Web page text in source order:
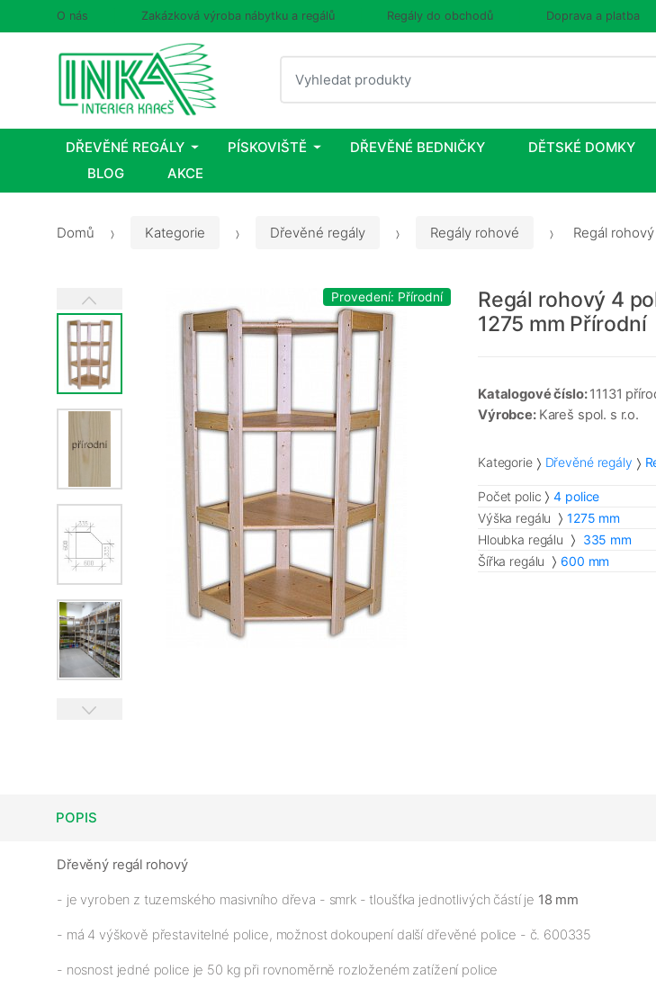
O nás Zakázková výroba nábytku a regálů Regály do obchodů Doprava a platba
Vyhledat
DŘEVĚNÉ REGÁLY PÍSKOVIŠTĚ DŘEVĚNÉ BEDNIČKY DĚTSKÉ DOMKY
BLOG
AKCE
Domů Kategorie Dřevěné regály Regály rohové Regál
Provedení: Přírodní
Regál rohový 4
1275 mm Přírodní
Katalogové číslo:11131
Výrobce: Kareš spol. s r.o.
Kategorie Dřevěné regály
Počet polic
4 police
Výška regálu
1275 mm
Hloubka regálu
335 mm
Šířka regálu
600 mm
POPIS
Dřevěný regál rohový
- je vyroben z tuzemského masivního dřeva - smrk - tloušťka jednotlivých částí je 18 mm
- má 4 výškově přestavitelné police, možnost dokoupení další dřevěné police - č. 600335
- nosnost jedné police je 50 kg při rovnoměrně rozloženém zatížení police